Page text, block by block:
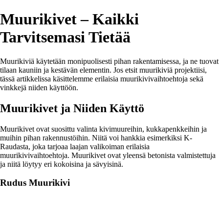
Muurikivet – Kaikki
Tarvitsemasi Tietää
Muurikiviä käytetään monipuolisesti pihan rakentamisessa, ja ne tuovat
tilaan kauniin ja kestävän elementin. Jos etsit muurikiviä projektiisi,
tässä artikkelissa käsittelemme erilaisia muurikivivaihtoehtoja sekä
vinkkejä niiden käyttöön.
Muurikivet ja Niiden Käyttö
Muurikivet ovat suosittu valinta kivimuureihin, kukkapenkkeihin ja
muihin pihan rakennustöihin. Niitä voi hankkia esimerkiksi K-
Raudasta, joka tarjoaa laajan valikoiman erilaisia
muurikivivaihtoehtoja. Muurikivet ovat yleensä betonista valmistettuja
ja niitä löytyy eri kokoisina ja sävyisinä.
Rudus Muurikivi